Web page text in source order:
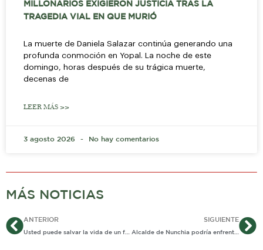
MILLONARIOS EXIGIERON JUSTICIA TRAS LA
TRAGEDIA VIAL EN QUE MURIÓ
La muerte de Daniela Salazar continúa generando una
profunda conmoción en Yopal. La noche de este
domingo, horas después de su trágica muerte,
decenas de
LEER MÁS >>
3 agosto 2026 No hay comentarios
MÁS NOTICIAS
AntANTERIOR
Usted puede salvar la vida de un familiar o un amigo
SIGUIENTE
Alcalde de Nunchia podría enfrentar proceso disciplinario por no reportar parentesco con candidata Julia Diaz